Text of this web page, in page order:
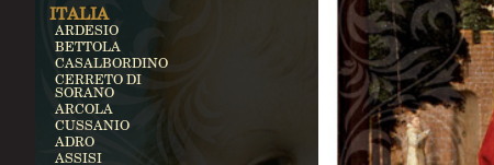
ITALIA
ARDESIO
BETTOLA
CASALBORDINO
CERRETO DI
SORANO
ARCOLA
CUSSANIO
ADRO
ASSISI